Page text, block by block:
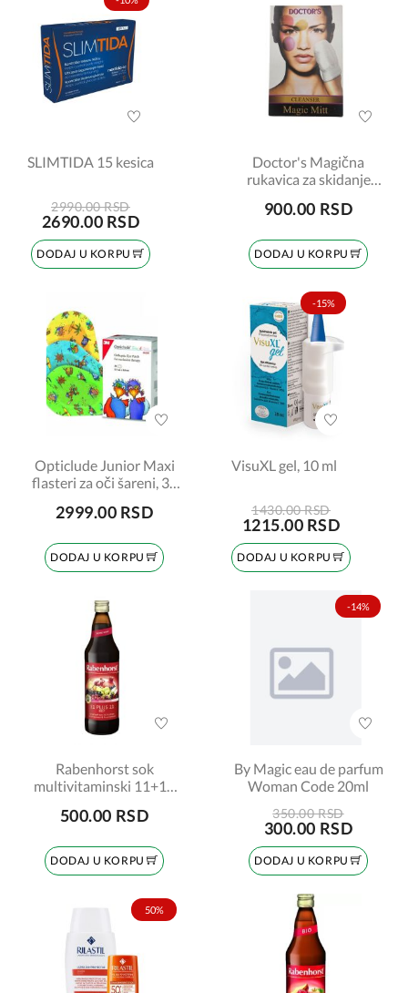
SLIMTIDA 15 kesica
2990.00 RSD
2690.00 RSD
DODAJ U KORPU
Doctor's Magična
rukavica za skidanje
900.00 RSD
DODAJ U KORPU
Opticlude Junior Maxi
flasteri za oči šareni, 30
2999.00 RSD
DODAJ U KORPU
-15%
VisuXL gel, 10 ml
1430.00 RSD
1215.00 RSD
DODAJ U KORPU
Rabenhorst sok
multivitaminski 11+11
500.00 RSD
DODAJ U KORPU
-14%
By Magic eau de parfum
Woman Code 20ml
350.00 RSD
300.00 RSD
DODAJ U KORPU
50%